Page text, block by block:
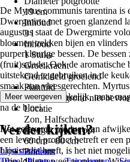
19 cm
Inhoud
3 l
Inhoud
1 Stuks
Groeikracht
Gemiddeld groeiend
Planttijd
Zolang de grond niet
Locatie
Zon, Halfschaduw
Hoogte zonder pot
60 cm - 80 cm
Bodems
De Myrtus communis tarentina is
Dwergmirte met groen glanzend
augustus staat de Dwergmirte
bloemen trekken bijen en
purperkleurige bessen. De
(fruit)salade. Ook de aromatische
uitstekend te gebruiken in de
smaak aan vleesgerechten.
niet per se noodzakelijk, maar
na de bloei.
Het geleverde product kan
een levend product betreft er een
bloeistadia heeft, is het niet
Meer weergeven
Verder kijken?
Lijst overslaan